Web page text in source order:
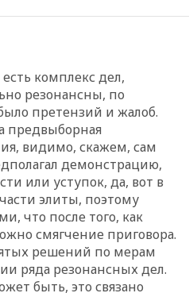
комплекс дел,
резонансны, по
претензий и жалоб.
предвыборная
видимо, скажем, сам
демонстрацию,
или уступок, да, вот в
элиты, поэтому
что после того, как
смягчение приговора.
решений по мерам
ряда резонансных дел.
быть, это связано